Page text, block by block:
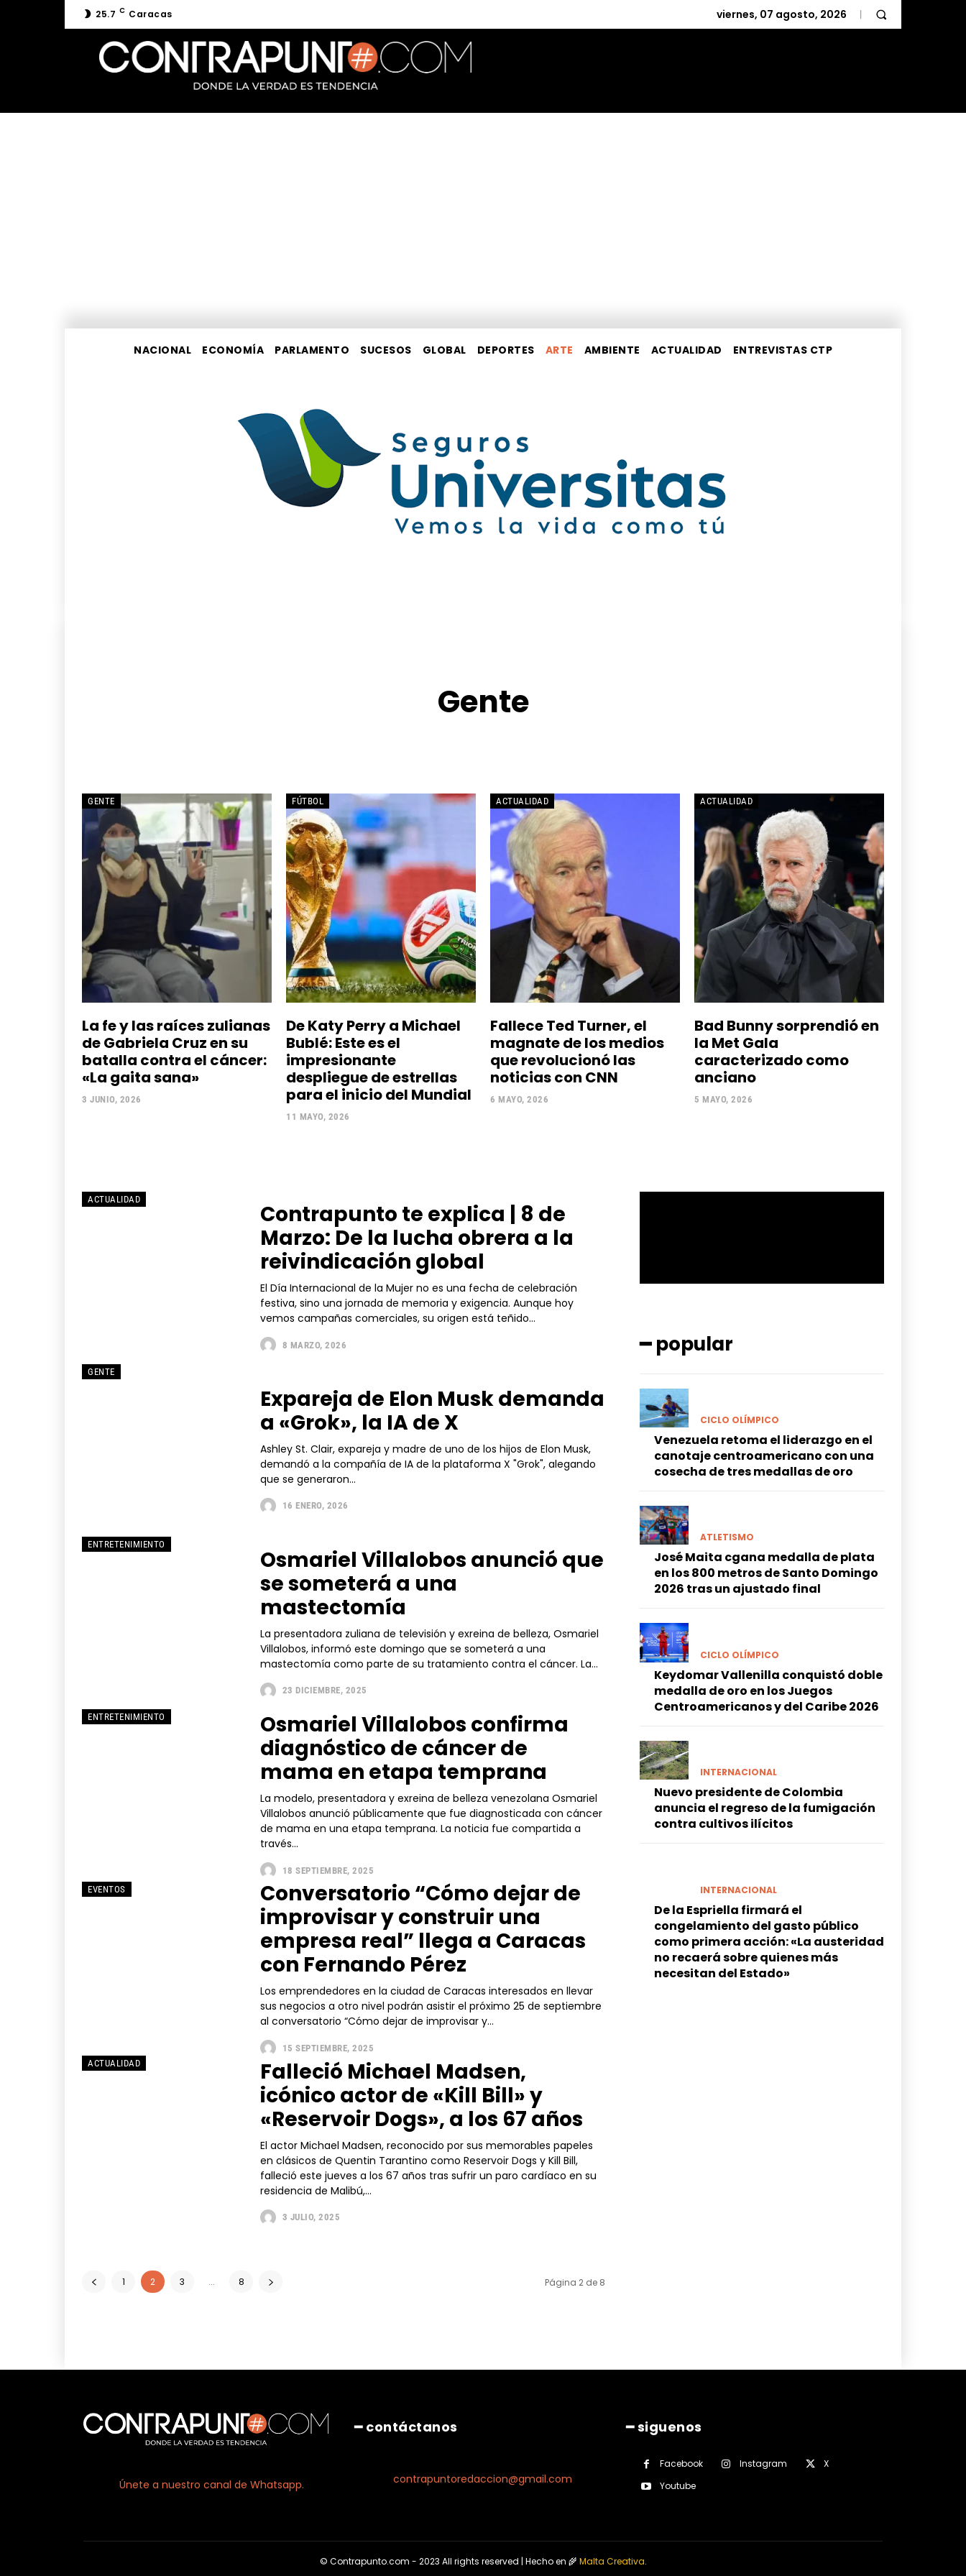
25.7 C Caracas viernes, 07 agosto, 2026
NACIONAL ECONOMÍA PARLAMENTO SUCESOS GLOBAL DEPORTES ARTE AMBIENTE ACTUALIDAD ENTREVISTAS CTP
Gente
GENTE
La fe y las raíces zulianas
de Gabriela Cruz en su
batalla contra el cáncer:
«La gaita sana»
3 JUNIO, 2026
FÚTBOL
De Katy Perry a Michael
Bublé: Este es el
impresionante
despliegue de estrellas
para el inicio del Mundial
11 MAYO, 2026
ACTUALIDAD
Fallece Ted Turner, el
magnate de los medios
que revolucionó las
noticias con CNN
6 MAYO, 2026
ACTUALIDAD
Bad Bunny sorprendió en
la Met Gala
caracterizado como
anciano
5 MAYO, 2026
ACTUALIDAD
Contrapunto te explica | 8 de
Marzo: De la lucha obrera a la
reivindicación global
El Día Internacional de la Mujer no es una fecha de celebración
festiva, sino una jornada de memoria y exigencia. Aunque hoy
vemos campañas comerciales, su origen está teñido...
8 MARZO, 2026
GENTE
Expareja de Elon Musk demanda
a «Grok», la IA de X
Ashley St. Clair, expareja y madre de uno de los hijos de Elon Musk,
demandó a la compañía de IA de la plataforma X "Grok", alegando
que se generaron...
16 ENERO, 2026
ENTRETENIMIENTO
Osmariel Villalobos anunció que
se someterá a una
mastectomía
La presentadora zuliana de televisión y exreina de belleza, Osmariel
Villalobos, informó este domingo que se someterá a una
mastectomía como parte de su tratamiento contra el cáncer. La...
23 DICIEMBRE, 2025
ENTRETENIMIENTO
Osmariel Villalobos confirma
diagnóstico de cáncer de
mama en etapa temprana
La modelo, presentadora y exreina de belleza venezolana Osmariel
Villalobos anunció públicamente que fue diagnosticada con cáncer
de mama en una etapa temprana. La noticia fue compartida a
través...
18 SEPTIEMBRE, 2025
EVENTOS
Conversatorio “Cómo dejar de
improvisar y construir una
empresa real” llega a Caracas
con Fernando Pérez
Los emprendedores en la ciudad de Caracas interesados en llevar
sus negocios a otro nivel podrán asistir el próximo 25 de septiembre
al conversatorio “Cómo dejar de improvisar y...
15 SEPTIEMBRE, 2025
ACTUALIDAD
Falleció Michael Madsen,
icónico actor de «Kill Bill» y
«Reservoir Dogs», a los 67 años
El actor Michael Madsen, reconocido por sus memorables papeles
en clásicos de Quentin Tarantino como Reservoir Dogs y Kill Bill,
falleció este jueves a los 67 años tras sufrir un paro cardíaco en su
residencia de Malibú,...
3 JULIO, 2025
1 2 3 ... 8 Página 2 de 8
━ popular
CICLO OLÍMPICO
Venezuela retoma el liderazgo en el
canotaje centroamericano con una
cosecha de tres medallas de oro
ATLETISMO
José Maita cgana medalla de plata
en los 800 metros de Santo Domingo
2026 tras un ajustado final
CICLO OLÍMPICO
Keydomar Vallenilla conquistó doble
medalla de oro en los Juegos
Centroamericanos y del Caribe 2026
INTERNACIONAL
Nuevo presidente de Colombia
anuncia el regreso de la fumigación
contra cultivos ilícitos
INTERNACIONAL
De la Espriella firmará el
congelamiento del gasto público
como primera acción: «La austeridad
no recaerá sobre quienes más
necesitan del Estado»
Únete a nuestro canal de Whatsapp.
━ contáctanos
contrapuntoredaccion@gmail.com
━ siguenos
Facebook Instagram
X
Youtube
© Contrapunto.com - 2023 All rights reserved | Hecho en 🌾Malta Creativa.